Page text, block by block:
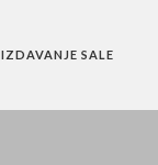
IZDAVANJE SALE